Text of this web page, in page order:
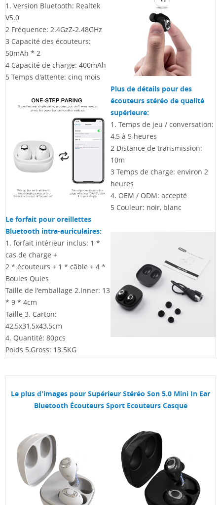
1. Version Bluetooth: Realtek
V5.0
2 Fréquence: 2.4GzZ-2.48GHz
3 Capacité des écouteurs:
50mAh * 2
4 Capacité de charge: 400mAh
5 Temps d'attente: cinq mois
Plus de détails pour des
écouteurs stéréo de qualité
supérieure:
1. Temps de jeu / conversation:
4,5 à 5 heures
2 Distance de transmission:
10m
3 Temps de charge: environ 2
heures
4. OEM / ODM: accepté
5 Couleur: noir, blanc
Le forfait pour oreillettes
Bluetooth intra-auriculaires:
1. forfait intérieur inclus: 1 *
cas de charge +
2 * écouteurs + 1 * câble + 4 *
Boules Quies
Taille de l'emballage 2.Inner: 13
* 9 * 4cm
Taille 3. Carton:
42,5x31,5x43,5cm
4. Quantité: 80pcs
Poids 5.Gross: 13.5KG
Le plus d'images pour Supérieur Stéréo Son 5.0 Mini In Ear
Bluetooth Écouteurs Sport Ecouteurs Casque